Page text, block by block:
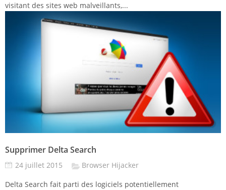
visitant des sites web malveillants,...
Supprimer Delta Search
24 juillet 2015
Browser Hijacker
Delta Search fait parti des logiciels potentiellement